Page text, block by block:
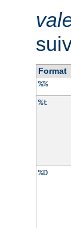
Format
%%
%t
%D